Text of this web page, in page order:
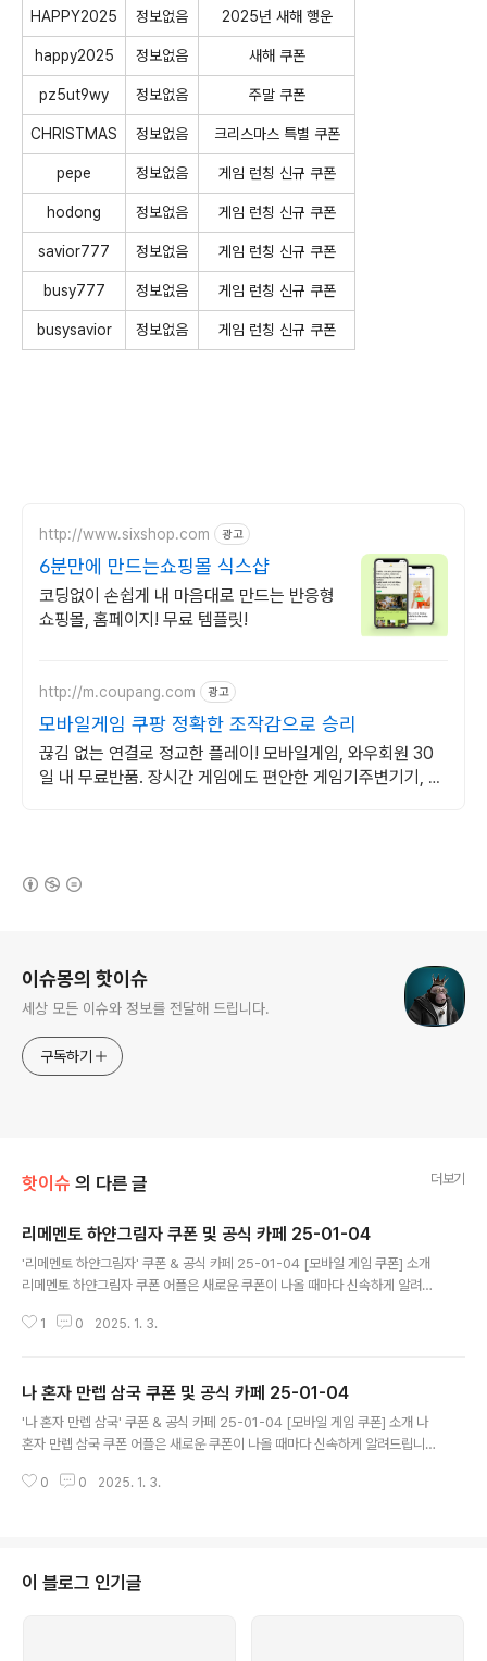
HAPPY2025 정보없음 2025년 새해 행운
happy2025 정보없음 새해 쿠폰
pz5ut9wy 정보없음 주말 쿠폰
CHRISTMAS 정보없음 크리스마스 특별 쿠폰
pepe 정보없음 게임 런칭 신규 쿠폰
hodong 정보없음 게임 런칭 신규 쿠폰
savior777 정보없음 게임 런칭 신규 쿠폰
busy777 정보없음 게임 런칭 신규 쿠폰
busysavior 정보없음 게임 런칭 신규 쿠폰
http://www.sixshop.com 광고
6분만에 만드는쇼핑몰 식스샵
코딩없이 손쉽게 내 마음대로 만드는 반응형
쇼핑몰, 홈페이지! 무료 템플릿!
http://m.coupang.com 광고
모바일게임 쿠팡 정확한 조작감으로 승리
끊김 없는 연결로 정교한 플레이! 모바일게임, 와우회원 30
일 내 무료반품. 장시간 게임에도 편안한 게임기주변기기, 와
이슈몽의 핫이슈
세상 모든 이슈와 정보를 전달해 드립니다.
구독하기
핫이슈 의 다른 글 더보기
리메멘토 하얀그림자 쿠폰 및 공식 카페 25-01-04
'리메멘토 하얀그림자' 쿠폰 & 공식 카페 25-01-04 [모바일 게임 쿠폰] 소개
리메멘토 하얀그림자 쿠폰 어플은 새로운 쿠폰이 나올 때마다 신속하게 알려드
요! 더 이상 쿠폰 찾으러 블로그나 카페를 돌아다니지 마세요. 리메멘토 하얀그
로이드 사용자를 위한 특별한 쿠폰 앱 입니다. 리메멘토 하얀그림자 쿠폰 어플
다운로드 https://m.site.nav..
1 0 2025. 1. 3.
나 혼자 만렙 삼국 쿠폰 및 공식 카페 25-01-04
'나 혼자 만렙 삼국' 쿠폰 & 공식 카페 25-01-04 [모바일 게임 쿠폰] 소개 나
혼자 만렙 삼국 쿠폰 어플은 새로운 쿠폰이 나올 때마다 신속하게 알려드립니
이상 쿠폰 찾으러 블로그나 카페를 돌아다니지 마세요. 나 혼자 만렙 삼국 쿠폰
m.site.nav..
0 0 2025. 1. 3.
이 블로그 인기글